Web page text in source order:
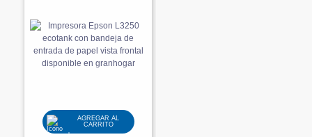
AGREGAR AL
CARRITO